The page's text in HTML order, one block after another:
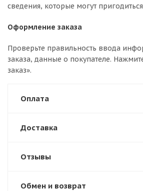
сведения, которые могут
Оформление заказа
Проверьте правильность ввода
заказа, данные о покупателе.
заказ».
Оплата
Доставка
Отзывы
Обмен и возврат